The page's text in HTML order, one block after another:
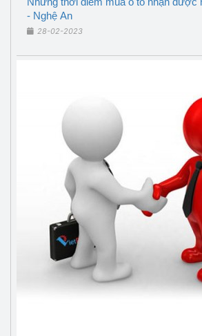
- Nghệ An
28-02-2023